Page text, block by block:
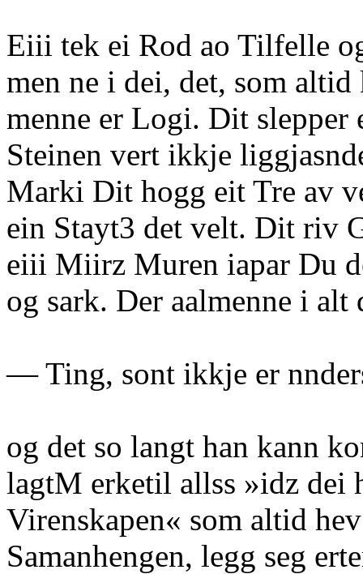
Eiii tek ei Rod ao Tilfelle
men ne i dei, det, som
menne er Logi. Dit slepper
Steinen vert ikkje
Marki Dit hogg eit Tre av
ein Stayt3 det velt. Dit riv
eiii Miirz Muren iapar Du
og sark. Der aalmenne i alt
— Ting, sont ikkje er
og det so langt han kann
lagtM erketil allss »idz dei
Virenskapen« som altid
Samanhengen, legg seg